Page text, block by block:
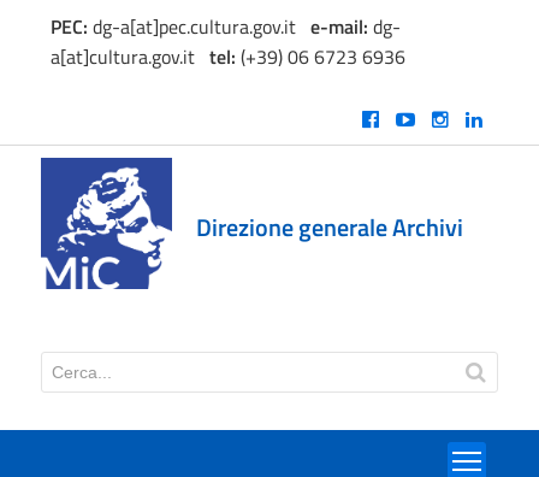
PEC: dg-a[at]pec.cultura.gov.ite-mail: dg-
a[at]cultura.gov.ittel: (+39) 06 6723 6936
Direzione generale Archivi